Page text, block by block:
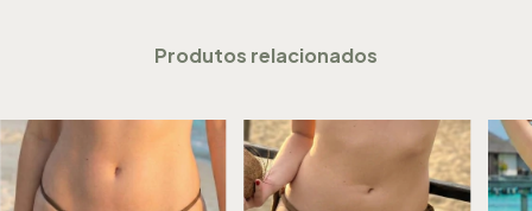
Produtos relacionados